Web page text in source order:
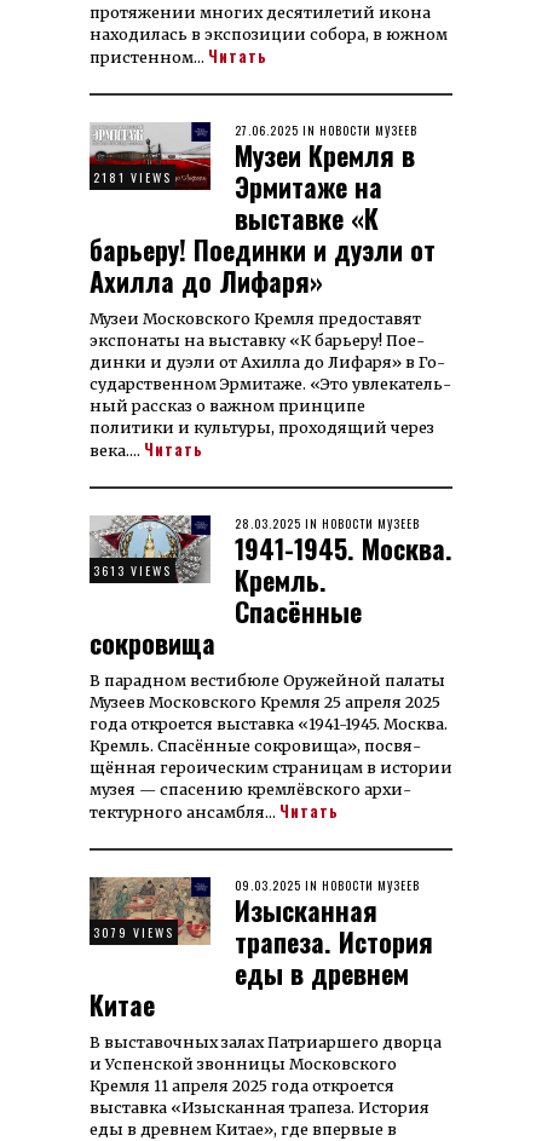
про­тяже­нии мно­гих де­ся­тилетий ико­на
нахо­дилась в экс­позиции собора, в юж­ном
при­стенном… Читать
2181 VIEWS
POSTED
ON
27.06.2025 27.06.2025
IN НОВОСТИ МУЗЕЕВ
Музеи Кремля в
Эрмитаже на
выставке «К
барьеру! Поединки и дуэли от
Ахилла до Лифаря»
Музеи Мос­ков­ско­го Крем­ля пре­до­ста­вят
экс­по­на­ты на вы­став­ку «К барье­ру! Пое­
дин­ки и дуэ­ли от Ахил­ла до Ли­фаря» в Го­
су­дар­ст­вен­ном Эр­митаже. «Это ув­ле­ка­тель­
ный рас­сказ о важ­ном прин­ципе
политики и культуры, проходящий через
века.… Читать
3613 VIEWS
POSTED
ON
28.03.2025 26.12.2025
IN НОВОСТИ МУЗЕЕВ
1941-1945. Москва.
Кремль.
Спасённые
сокровища
В парад­ном вес­ти­бюле Ору­жейной па­ла­ты
Музеев Мос­­ков­­ского Кремля 25 апреля 2025
года откроется вы­ставка «1941-1945. Москва.
Кремль. Спа­сён­ные сокро­ви­ща», посвя­
щён­ная герои­ческим страницам в истории
музея — спасению кремлёвского архи­
тектур­ного ансамб­ля… Читать
3079 VIEWS
POSTED
ON
09.03.2025 18.04.2025
IN НОВОСТИ МУЗЕЕВ
Изысканная
трапеза. История
еды в древнем
Китае
В вы­ста­воч­ных за­лах Пат­риа­ршего дворца
и Успенской звон­ницы Мос­ковского
Кремля 11 апреля 2025 года откроется
выставка «Изыс­канная тра­пеза. История
еды в древнем Китае», где впервые в